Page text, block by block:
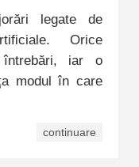
legate de
Orice
întrebări, iar o
modul în care
continuare